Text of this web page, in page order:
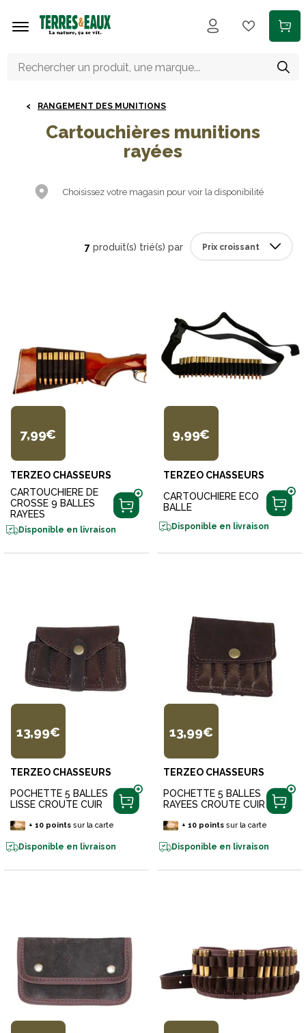
RANGEMENT DES MUNITIONS
Cartouchières munitions
rayées
Choisissez votre magasin pour voir la disponibilité
7 produit(s) trié(s) par
7,99€
TERZEO CHASSEURS
CARTOUCHIERE DE
CROSSE 9 BALLES
RAYEES
Disponible en livraison
9,99€
TERZEO CHASSEURS
CARTOUCHIERE ECO
BALLE
Disponible en livraison
13,99€
TERZEO CHASSEURS
POCHETTE 5 BALLES
LISSE CROUTE CUIR
+ 10pointssur la carte
Disponible en livraison
13,99€
TERZEO CHASSEURS
POCHETTE 5 BALLES
RAYEES CROUTE CUIR
+ 10pointssur la carte
Disponible en livraison